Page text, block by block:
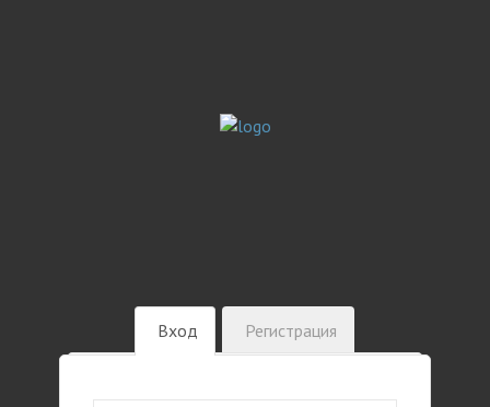
Вход Регистрация